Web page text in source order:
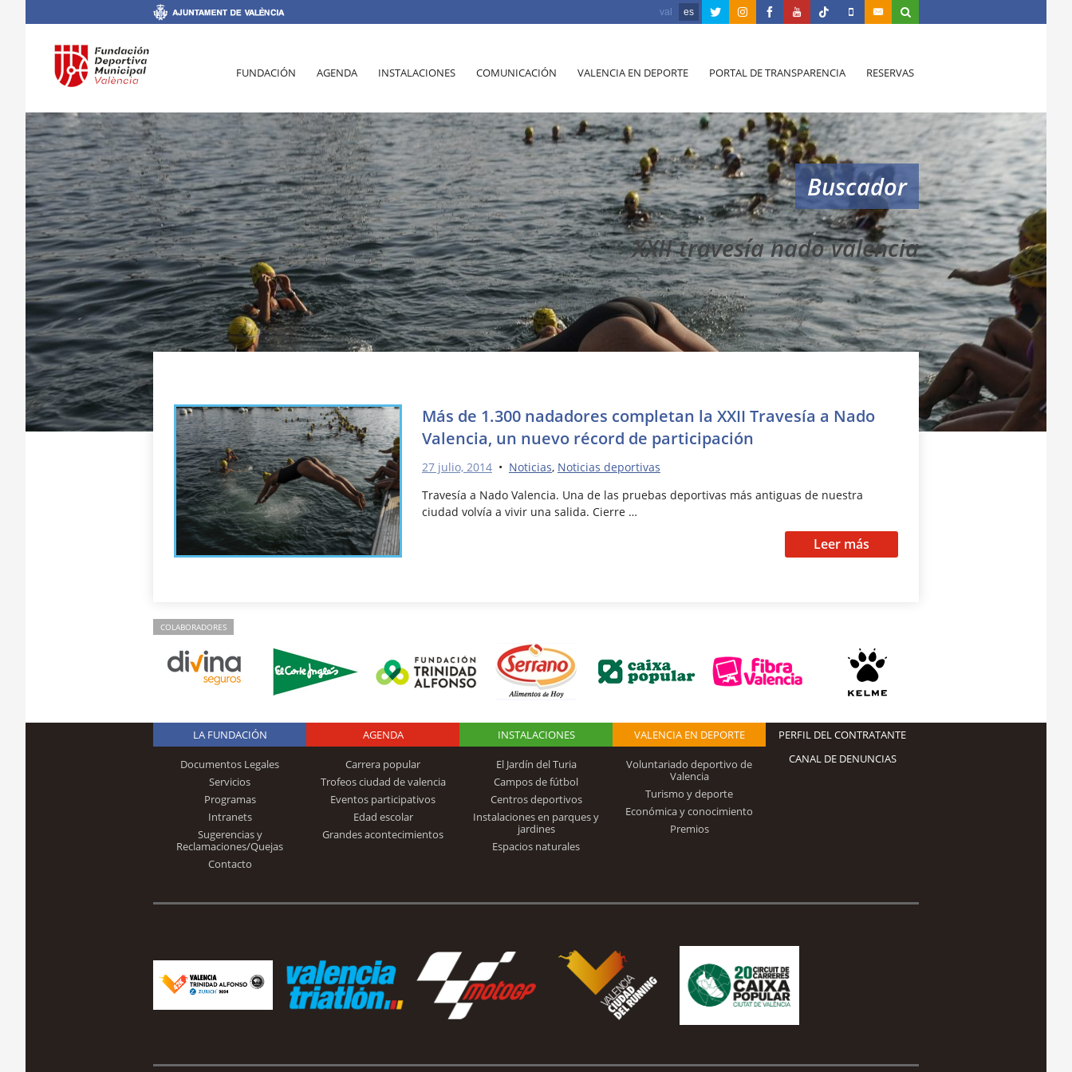
val es
FUNDACIÓN AGENDA INSTALACIONES COMUNICACIÓN VALENCIA EN DEPORTE PORTAL DE TRANSPARENCIA RESERVAS
Buscador
XXII travesía nado valencia
Más de 1.300 nadadores completan la XXII Travesía a Nado
Valencia, un nuevo récord de participación
27 julio, 2014• Noticias, Noticias deportivas
Travesía a Nado Valencia. Una de las pruebas deportivas más antiguas de nuestra
ciudad volvía a vivir una salida. Cierre …
Leer más
COLABORADORES
Logo Fundación
Trinidad Alfonso
LA FUNDACIÓN
Documentos Legales
Servicios
Programas
Intranets
Sugerencias y
Reclamaciones/Quejas
Contacto
AGENDA
Carrera popular
Trofeos ciudad de valencia
Eventos participativos
Edad escolar
Grandes acontecimientos
INSTALACIONES
El Jardín del Turia
Campos de fútbol
Centros deportivos
Instalaciones en parques y
jardines
Espacios naturales
VALENCIA EN DEPORTE
Voluntariado deportivo de
Valencia
Turismo y deporte
Económica y conocimiento
Premios
PERFIL DEL CONTRATANTE
CANAL DE DENUNCIAS